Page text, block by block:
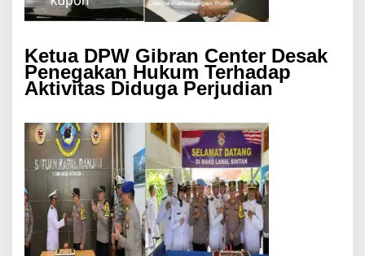
Ketua DPW Gibran Center Desak
Penegakan Hukum Terhadap
Aktivitas Diduga Perjudian